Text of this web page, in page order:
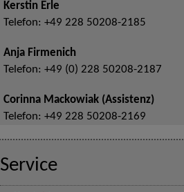
Kerstin Erle
Telefon: +49 228 50208-2185
Anja Firmenich
Telefon: +49 (0) 228 50208-2187
Corinna Mackowiak (Assistenz)
Telefon: +49 228 50208-2169
Service